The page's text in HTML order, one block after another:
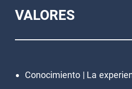
VALORES
Conocimiento | La